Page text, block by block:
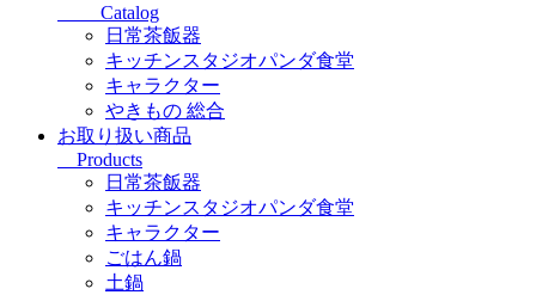
Catalog
日常茶飯器
キッチンスタジオパンダ食堂
キャラクター
やきもの 総合
お取り扱い商品
Products
日常茶飯器
キッチンスタジオパンダ食堂
キャラクター
ごはん鍋
土鍋